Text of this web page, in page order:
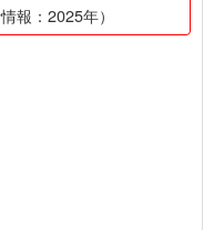
報：2025年）